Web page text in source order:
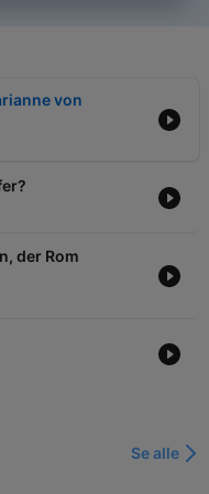
von
der Rom
Se alle